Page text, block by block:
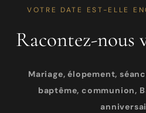
VOTRE DATE EST-ELLE
Racontez-nous
Mariage, élopement,
baptême, communion,